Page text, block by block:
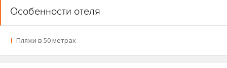
Особенности отеля
Пляжи в 50 метрах